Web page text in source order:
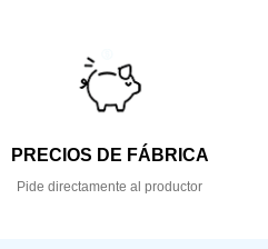
PRECIOS DE FÁBRICA
Pide directamente al productor